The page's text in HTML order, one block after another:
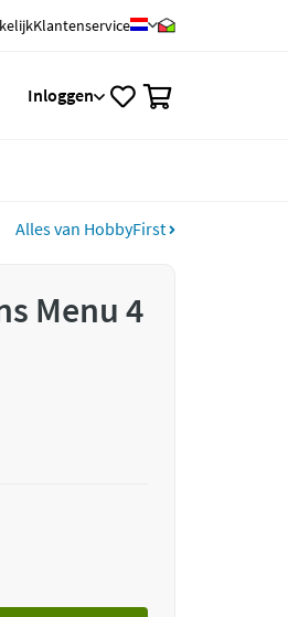
Klantenservice
Inloggen
Alles van HobbyFirst
Menu 4